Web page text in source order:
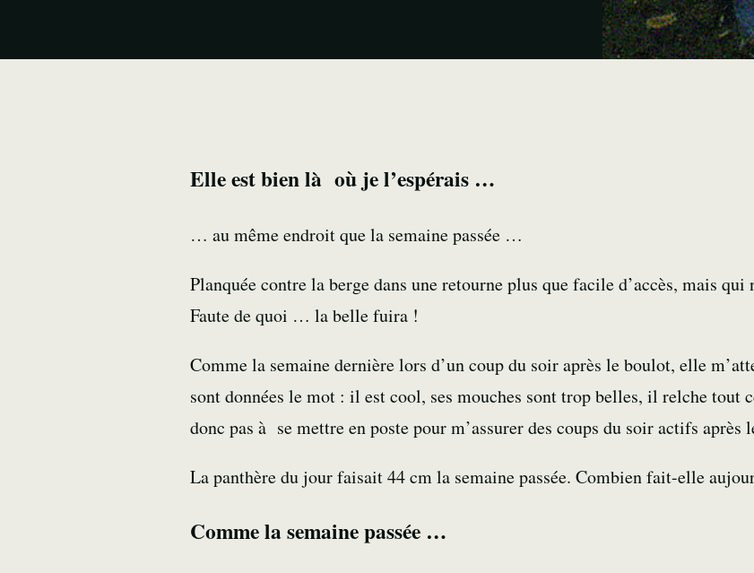
Elle est bien là où je l’espérais …
… au même endroit que la semaine passée …
Planquée contre la berge dans une retourne plus que facile d’accès, mais qui
Faute de quoi … la belle fuira !
Comme la semaine dernière lors d’uncoup du soiraprès le boulot, elle
sont données le mot : il est cool, ses mouches sont trop belles, il relche tout
donc pas à se mettre en poste pour m’assurer des coups du soir actifs
La panthère du jour faisait 44 cm la semaine passée. Combien fait-elle
Comme la semaine passée …